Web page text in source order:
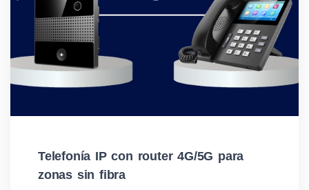
Telefonía IP con router 4G/5G para
zonas sin fibra